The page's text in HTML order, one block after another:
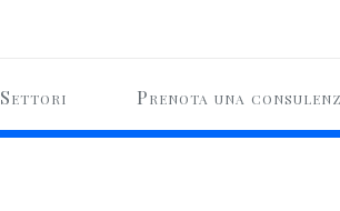
Settori Prenota una